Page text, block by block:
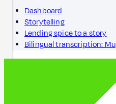
Dashboard
Storytelling
Lending spice to a story
Bilingual transcription: